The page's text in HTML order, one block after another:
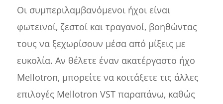
Οι συμπεριλαμβανόμενοι ήχοι είναι
φωτεινοί, ζεστοί και τραγανοί, βοηθώντας
τους να ξεχωρίσουν μέσα από μίξεις με
ευκολία. Αν θέλετε έναν ακατέργαστο ήχο
Mellotron, μπορείτε να κοιτάξετε τις άλλες
επιλογές Mellotron VST παραπάνω, καθώς